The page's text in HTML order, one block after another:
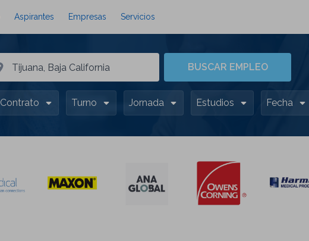
Aspirantes Empresas Servicios
BUSCAR EMPLEO
Contrato Turno Jornada Estudios Fecha